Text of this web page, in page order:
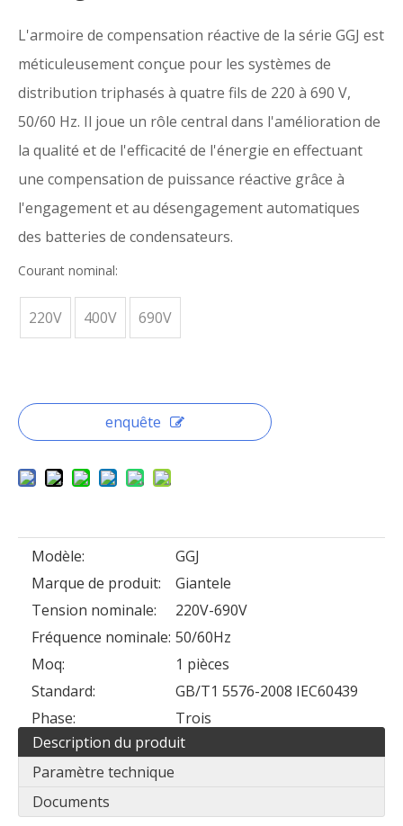
L'armoire de compensation réactive de la série GGJ est
méticuleusement conçue pour les systèmes de
distribution triphasés à quatre fils de 220 à 690 V,
50/60 Hz. Il joue un rôle central dans l'amélioration de
la qualité et de l'efficacité de l'énergie en effectuant
une compensation de puissance réactive grâce à
l'engagement et au désengagement automatiques
des batteries de condensateurs.
Courant nominal:
220V 400V 690V
enquête
Modèle:
GGJ
Marque de produit:
Giantele
Tension nominale:
220V-690V
Fréquence nominale: 50/60Hz
Moq:
1 pièces
Standard:
GB/T1 5576-2008 IEC60439
Phase:
Trois
Description du produit
Paramètre technique
Documents